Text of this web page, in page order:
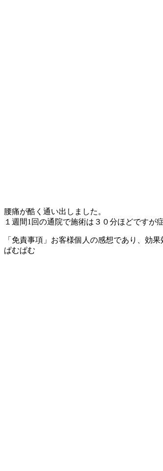
腰痛が酷く通い出しました。
１週間1回の通院で施術は３０分ほどですが
「免責事項」お客様個人の感想であり、効
ぱむぱむ